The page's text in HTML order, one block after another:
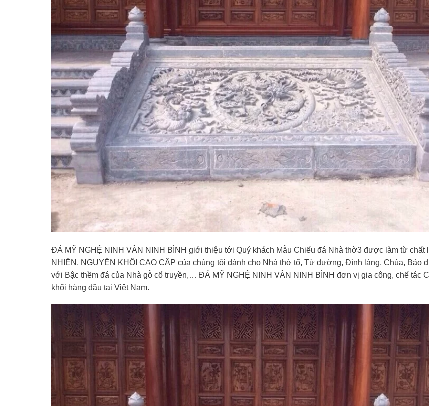
ĐÁ MỸ NGHỆ NINH VÂN NINH BÌNH giới thiệu tới Quý khách Mẫu Chiếu đá Nhà thờ3 được làm từ chất
NHIÊN, NGUYÊN KHỐI CAO CẤP của chúng tôi dành cho Nhà thờ tổ, Từ đường, Đình làng, Chùa, Bảo
với Bậc thềm đá của Nhà gỗ cổ truyền,… ĐÁ MỸ NGHỆ NINH VÂN NINH BÌNH đơn vị gia công, chế tác
khối hàng đầu tại Việt Nam.